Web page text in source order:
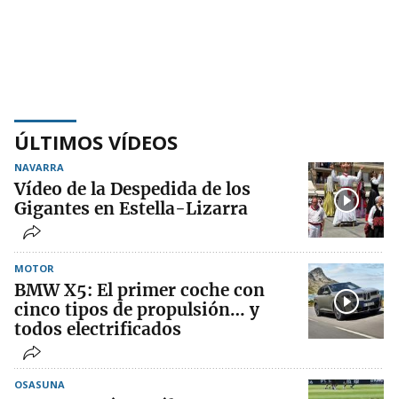
ÚLTIMOS VÍDEOS
NAVARRA
Vídeo de la Despedida de los
Gigantes en Estella-Lizarra
MOTOR
BMW X5: El primer coche con
cinco tipos de propulsión… y
todos electrificados
OSASUNA